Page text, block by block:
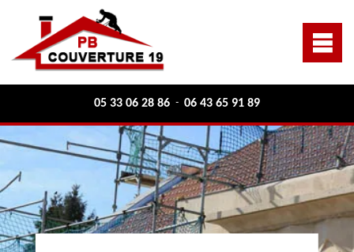
05 33 06 28 86 - 06 43 65 91 89